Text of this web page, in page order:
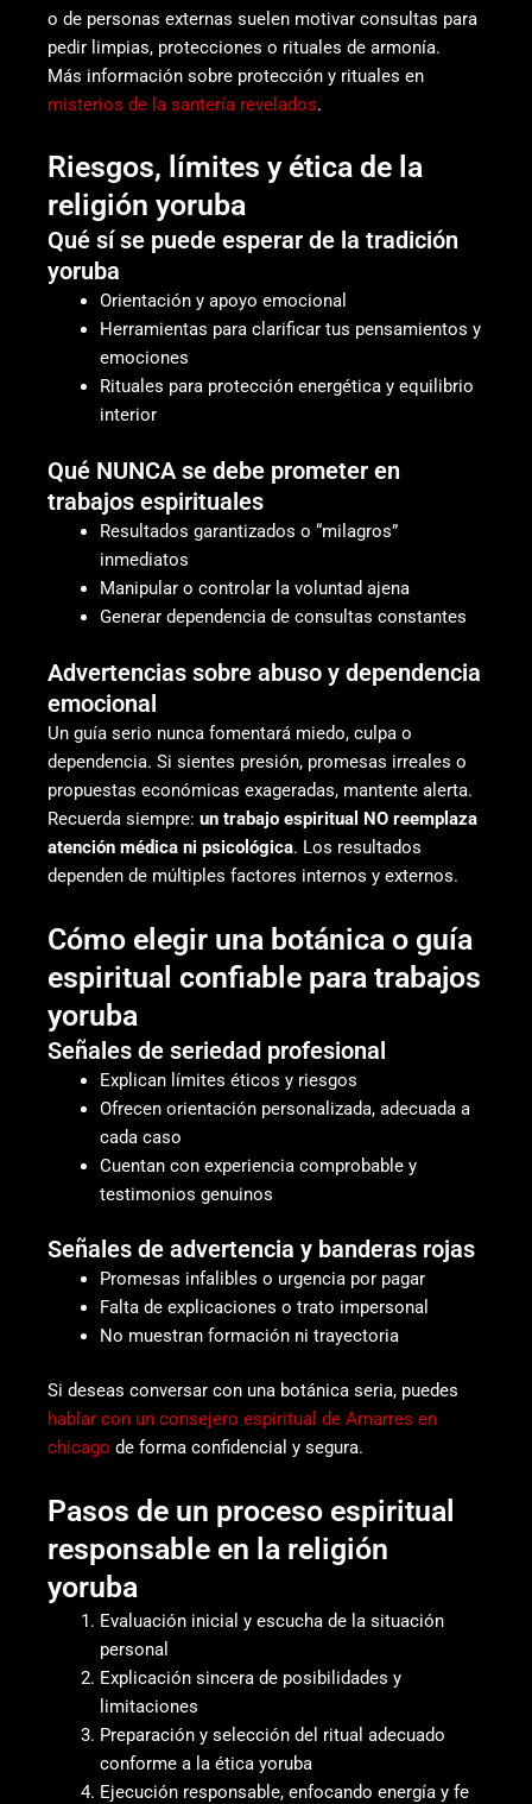
o de personas externas suelen motivar consultas para
pedir limpias, protecciones o rituales de armonía.
Más información sobre protección y rituales en
misterios de la santería revelados.
Riesgos, límites y ética de la
religión yoruba
Qué sí se puede esperar de la tradición
yoruba
Orientación y apoyo emocional
Herramientas para clarificar tus pensamientos y
emociones
Rituales para protección energética y equilibrio
interior
Qué NUNCA se debe prometer en
trabajos espirituales
Resultados garantizados o “milagros”
inmediatos
Manipular o controlar la voluntad ajena
Generar dependencia de consultas constantes
Advertencias sobre abuso y dependencia
emocional
Un guía serio nunca fomentará miedo, culpa o
dependencia. Si sientes presión, promesas irreales o
propuestas económicas exageradas, mantente alerta.
Recuerda siempre: un trabajo espiritual NO reemplaza
atención médica ni psicológica. Los resultados
dependen de múltiples factores internos y externos.
Cómo elegir una botánica o guía
espiritual confiable para trabajos
yoruba
Señales de seriedad profesional
Explican límites éticos y riesgos
Ofrecen orientación personalizada, adecuada a
cada caso
Cuentan con experiencia comprobable y
testimonios genuinos
Señales de advertencia y banderas rojas
Promesas infalibles o urgencia por pagar
Falta de explicaciones o trato impersonal
No muestran formación ni trayectoria
Si deseas conversar con una botánica seria, puedes
hablar con un consejero espiritual de Amarres en
chicago de forma confidencial y segura.
Pasos de un proceso espiritual
responsable en la religión
yoruba
Evaluación inicial y escucha de la situación
personal
Explicación sincera de posibilidades y
limitaciones
Preparación y selección del ritual adecuado
conforme a la ética yoruba
Ejecución responsable, enfocando energía y fe